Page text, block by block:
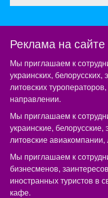
Реклама на сайте
Мы приглашаем к
украинских, белорусских,
литовских
направлении.
Мы приглашаем к
украинские, белорусские,
литовские
Мы приглашаем к
бизнесменов,
иностранных туристов в
кафе.